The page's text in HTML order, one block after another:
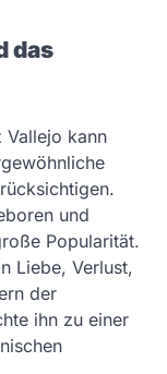
das
Vallejo kann
und
Popularität.
Liebe, Verlust,
der
ihn zu einer